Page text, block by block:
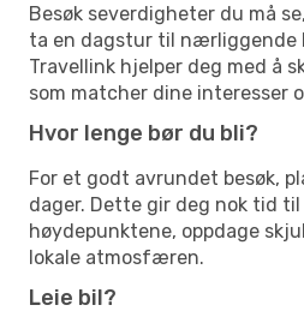
Besøk severdigheter du må
ta en dagstur til nærliggende
Travellink hjelper deg med å
som matcher dine interesser
Hvor lenge bør du bli?
For et godt avrundet besøk,
dager. Dette gir deg nok tid til
høydepunktene, oppdage
lokale atmosfæren.
Leie bil?